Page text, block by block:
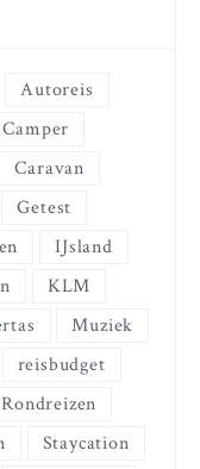
Autoreis
Camper
Caravan
Getest
IJsland
KLM
Muziek
reisbudget
Rondreizen
Staycation